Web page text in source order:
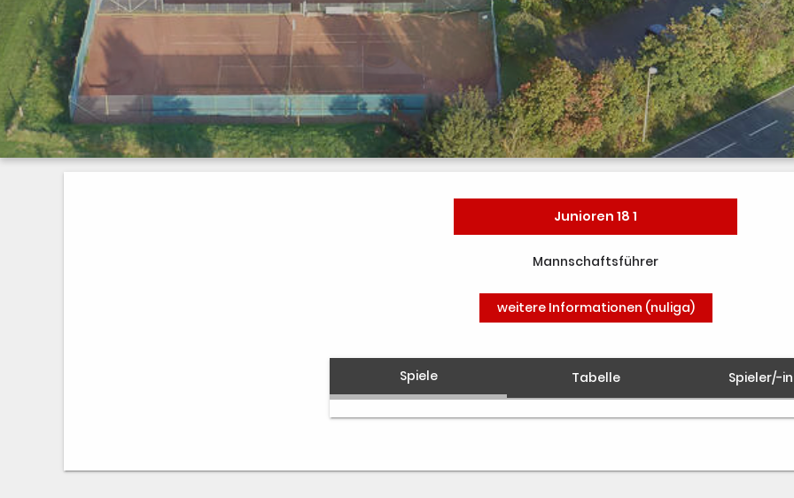
Junioren 18 1
Mannschaftsführer
weitere Informationen (nuliga)
Spiele Tabelle Spieler/-